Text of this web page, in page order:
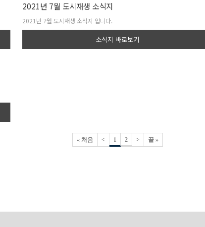
2021년 7월 도시재생 소식지
2021년 7월 도시재생 소식지 입니다.
소식지 바로보기
« 처음 < 1 2 > 끝 »